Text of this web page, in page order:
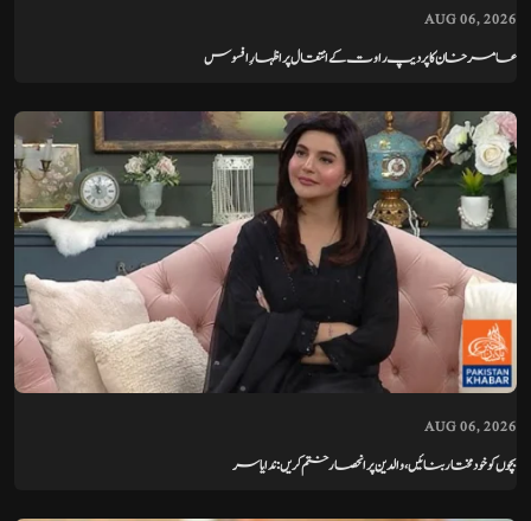
AUG 06, 2026
عامر خان کا پردیپ راوت کے انتقال پر اظہارِ افسوس
AUG 06, 2026
بچوں کو خودمختار بنائیں، والدین پر انحصار ختم کریں: ندا یاسر